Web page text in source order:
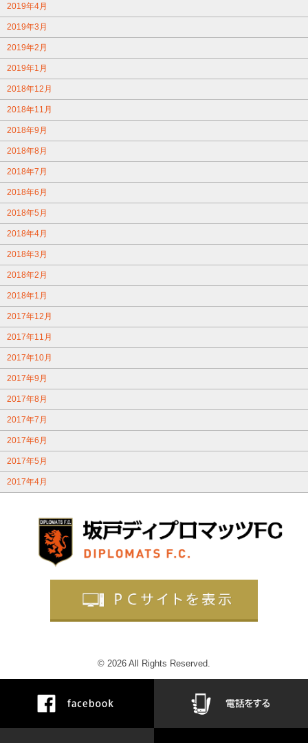
2019年4月
2019年3月
2019年2月
2019年1月
2018年12月
2018年11月
2018年9月
2018年8月
2018年7月
2018年6月
2018年5月
2018年4月
2018年3月
2018年2月
2018年1月
2017年12月
2017年11月
2017年10月
2017年9月
2017年8月
2017年7月
2017年6月
2017年5月
2017年4月
© 2026 All Rights Reserved.